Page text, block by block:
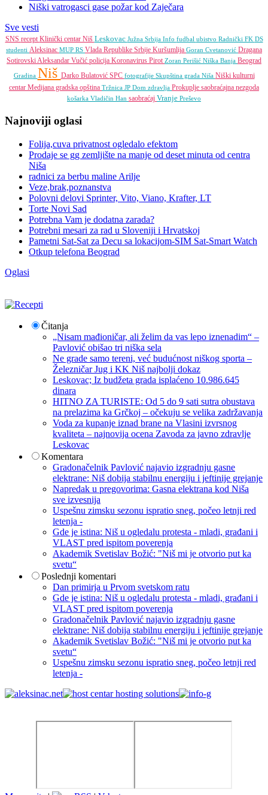
Niški vatrogasci gase požar kod Zaječara
Sve vesti
SNS receptKlinički centar Niš Leskovac Južna Srbija Info fudbal ubistvo Radnički FK DS
studenti Aleksinac MUP RS Vlada Republike Srbije Kuršumlija Goran Cvetanović Dragana
SotirovskiAleksandar Vučić policija Koronavirus PirotZoran Perišić Niška Banja Beograd
Gradina Niš Darko Bulatović SPC fotografije Skupština grada Niša Niški kulturni
centar Medijana gradska opština Tržnica JP Dom zdravlja Prokuplje saobraćajna nezgoda
košarka Vladičin Han saobraćaj Vranje Preševo
Najnoviji oglasi
Folija,cuva privatnost ogledalo efektom
Prodaje se gg zemljište na manje od deset minuta od centra
Niša
radnici za berbu maline Arilje
Veze,brak,poznanstva
Polovni delovi Sprinter, Vito, Viano, Krafter, LT
Torte Novi Sad
Potrebna Vam je dodatna zarada?
Potrebni mesari za rad u Sloveniji i Hrvatskoj
Pametni Sat-Sat za Decu sa lokacijom-SIM Sat-Smart Watch
Otkup telefona Beograd
Oglasi
Čitanja
„Nisam mađioničar, ali želim da vas lepo iznenadim“ –
Pavlović obišao tri niška sela
Ne grade samo tereni, već budućnost niškog sporta –
Železničar Jug i KK Niš najbolji dokaz
Leskovac; Iz budžeta grada isplaćeno 10.986.645
dinara
HITNO ZA TURISTE: Od 5 do 9 sati sutra obustava
na prelazima ka Grčkoj – očekuju se velika zadržavanja
Voda za kupanje iznad brane na Vlasini izvrsnog
kvaliteta – najnovija ocena Zavoda za javno zdravlje
Leskovac
Komentara
Gradonačelnik Pavlović najavio izgradnju gasne
elektrane: Niš dobija stabilnu energiju i jeftinije grejanje
Napredak u pregovorima: Gasna elektrana kod Niša
sve izvesnija
Uspešnu zimsku sezonu ispratio sneg, počeo letnji red
letenja -
Gde je istina: Niš u ogledalu protesta - mladi, građani i
VLAST pred ispitom poverenja
Akademik Svetislav Božić: "Niš mi je otvorio put ka
svetu“
Poslednji komentari
Dan primirja u Prvom svetskom ratu
Gde je istina: Niš u ogledalu protesta - mladi, građani i
VLAST pred ispitom poverenja
Gradonačelnik Pavlović najavio izgradnju gasne
elektrane: Niš dobija stabilnu energiju i jeftinije grejanje
Akademik Svetislav Božić: "Niš mi je otvorio put ka
svetu“
Uspešnu zimsku sezonu ispratio sneg, počeo letnji red
letenja -